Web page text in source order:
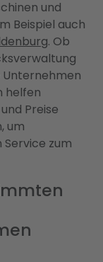
und
Beispiel auch
. Ob
Unternehmen
helfen
Preise
um
Service zum